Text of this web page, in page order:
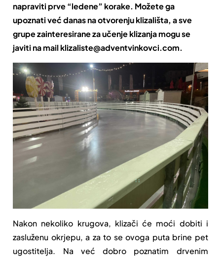
napraviti prve “ledene” korake. Možete ga
upoznati već danas na otvorenju klizališta, a sve
grupe zainteresirane za učenje klizanja mogu se
javiti na mail klizaliste@adventvinkovci.com.
Nakon nekoliko krugova, klizači će moći dobiti i
zasluženu okrjepu, a za to se ovoga puta brine pet
ugostitelja. Na već dobro poznatim drvenim